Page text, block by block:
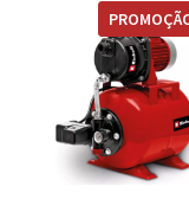
era:
86.00